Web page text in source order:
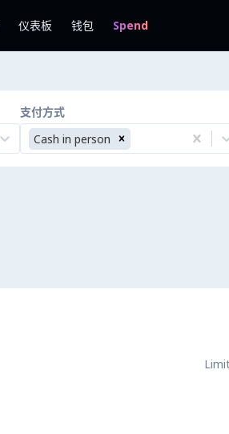
仪表板 钱包 Spend
支付方式
Cash in person